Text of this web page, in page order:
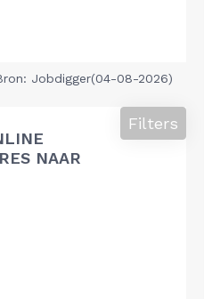
Jobdigger(04-08-2026)
NAAR
Filters